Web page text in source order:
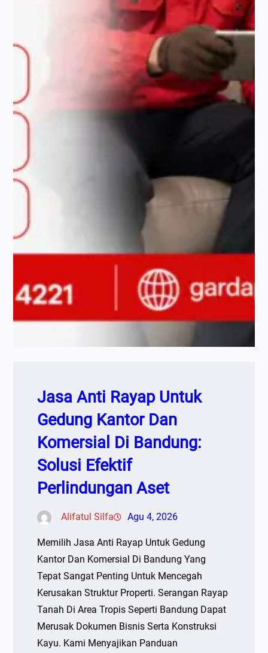
Jasa Anti Rayap Untuk
Gedung Kantor Dan
Komersial Di Bandung:
Solusi Efektif
Perlindungan Aset
Alifatul Silfa Agu 4, 2026
Memilih Jasa Anti Rayap Untuk Gedung
Kantor Dan Komersial Di Bandung Yang
Tepat Sangat Penting Untuk Mencegah
Kerusakan Struktur Properti. Serangan Rayap
Tanah Di Area Tropis Seperti Bandung Dapat
Merusak Dokumen Bisnis Serta Konstruksi
Kayu. Kami Menyajikan Panduan